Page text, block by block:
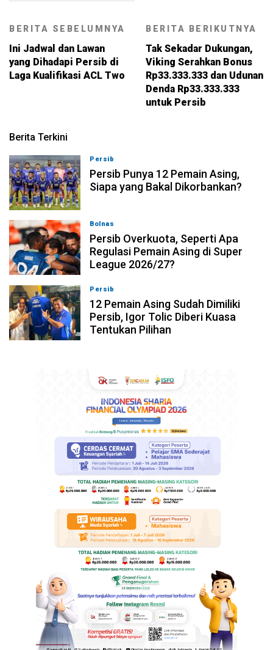
BERITA SEBELUMNYA
Ini Jadwal dan Lawan
yang Dihadapi Persib di
Laga Kualifikasi ACL Two
BERITA BERIKUTNYA
Tak Sekadar Dukungan,
Viking Serahkan Bonus
Rp33.333.333 dan Udunan
Denda Rp33.333.333
untuk Persib
Berita Terkini
Persib
Persib Punya 12 Pemain Asing,
Siapa yang Bakal Dikorbankan?
Bolnas
Persib Overkuota, Seperti Apa
Regulasi Pemain Asing di Super
League 2026/27?
Persib
12 Pemain Asing Sudah Dimiliki
Persib, Igor Tolic Diberi Kuasa
Tentukan Pilihan